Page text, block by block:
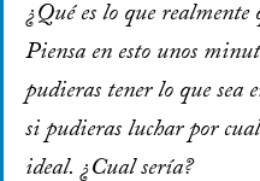
¿Qué es lo que realmente
Piensa en esto unos
pudieras tener lo que sea
si pudieras luchar por
ideal. ¿Cual sería?